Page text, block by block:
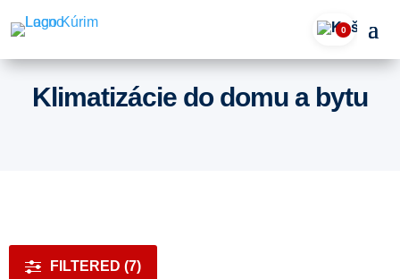
0
Klimatizácie do domu a bytu
FILTERED (7)